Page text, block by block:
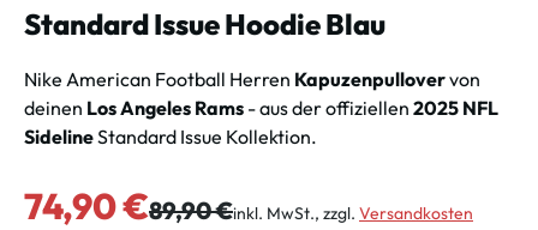
Standard Issue Hoodie Blau
Nike American Football Herren Kapuzenpullovervon
deinen Los Angeles Rams - aus der offiziellen 2025 NFL
SidelineStandard Issue Kollektion.
Verkaufspreis:
74,90 €Regulärer Preis:
89,90 €inkl. MwSt., zzgl. Versandkosten